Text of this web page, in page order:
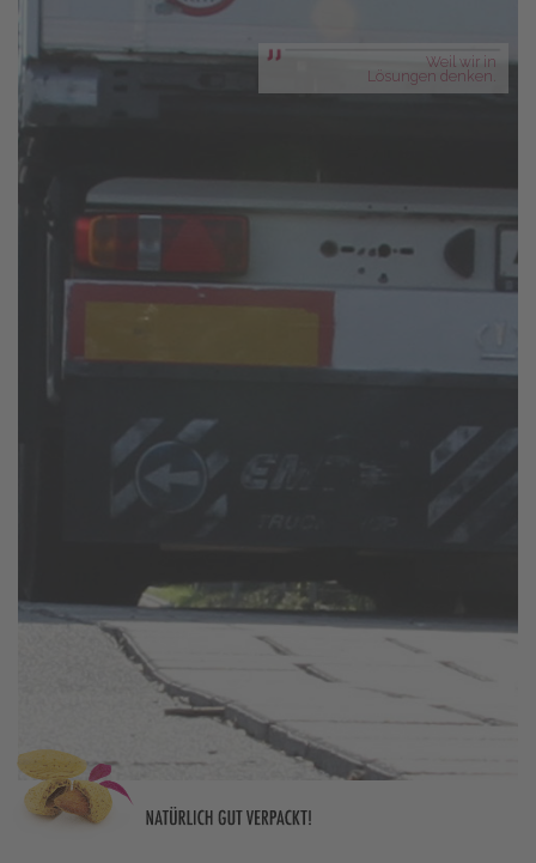
Weil wir in
Lösungen denken.